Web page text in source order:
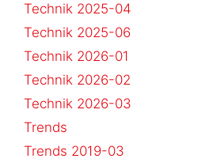
Technik 2025-04
Technik 2025-06
Technik 2026-01
Technik 2026-02
Technik 2026-03
Trends
Trends 2019-03